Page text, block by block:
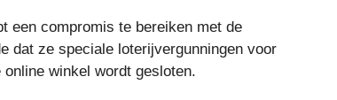
een compromis te bereiken met de
dat ze speciale loterijvergunningen voor
winkel wordt gesloten.